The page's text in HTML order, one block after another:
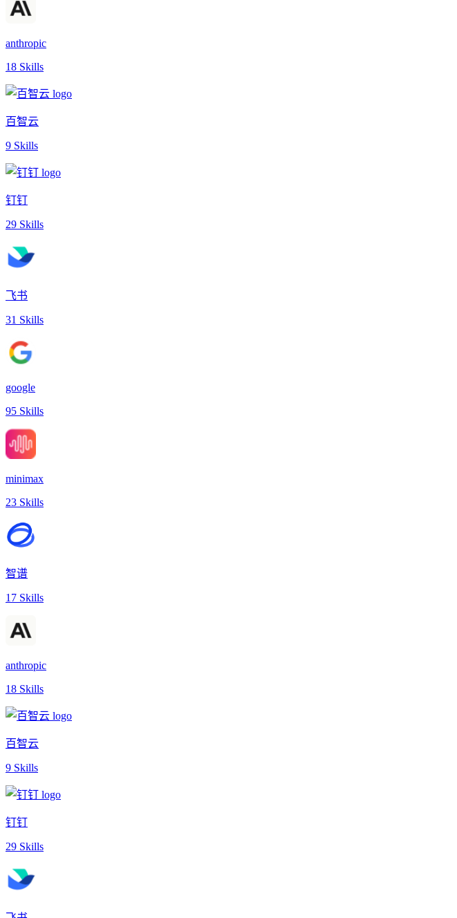
anthropic
18 Skills
百智云
9 Skills
钉钉
29 Skills
飞书
31 Skills
google
95 Skills
minimax
23 Skills
智谱
17 Skills
anthropic
18 Skills
百智云
9 Skills
钉钉
29 Skills